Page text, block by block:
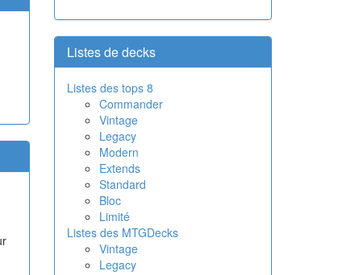
Listes de decks
Listes des tops 8
Commander
Vintage
Legacy
Modern
Extends
Standard
Bloc
Limité
Listes des MTGDecks
Vintage
Legacy